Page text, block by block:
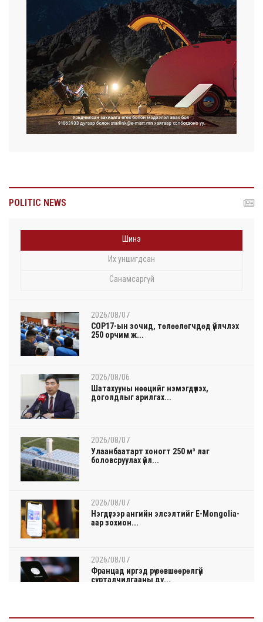
POLITIC NEWS
Шинэ
Их уншигдсан
Санамсаргүй
2026/08/07
COP17-ын зочид, төлөөлөгчдөд үйлчлэх
250 орчим ж...
2026/08/06
Шатахууны нөөцийг нэмэгдүүлэх,
доголдлыг арилгах...
2026/08/07
Улаанбаатарт хоногт 250 м³ лаг
боловсруулах үйл...
2026/08/07
Нэгдүгээр ангийн элсэлтийг E-Mongolia-
аар зохион...
2026/08/07
Францад иргэд рүү зөвшөөрөлгүй
сурталчилгааны ду...
2026/08/07